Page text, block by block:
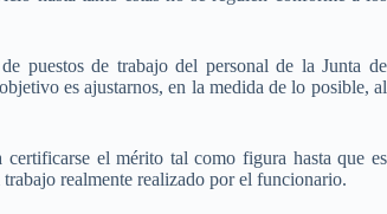
puestos de trabajo del personal de la Junta de
es ajustarnos, en la medida de lo posible, al
el mérito tal como figura hasta que es
realmente realizado por el funcionario.